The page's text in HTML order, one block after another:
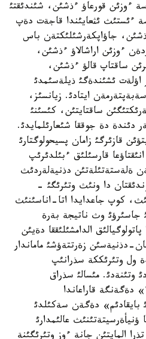
ءوزئن قورعاؤ ءذشئن، شئندئقتئ
ءئستئث ئثعايئندا قاجةت دةپ
جاؤاپكةرشئلئكتةن باس
ءوزئن اراشالاؤ ءذشئن،
ساقتاپ قالؤ ءذشئن،
ئشئندةگئ ذيلةسئمدئ
ايتادئ. زيانسئز،
ساقتايتئن، كئسئنئ
دئندة دة جوققا شئعارئلمايدئ.
قازئرگئ زامان پسيحولوگتارئ
قارسئلئق ءبئلدئرئپ
ةلةستةتئلةتئن دذنيةلةردئث
دا ونئث وتئرئگئ -
كوپ جاعدايدا اتا-اناسئنئث
جاسئرؤئ وث ناتيجة بةرة
الدامشئلئققا دةيئن
دذنيةسئن زةرتتةؤشئ ماماندار
ول وتئرئككة سذرانئپ
وتئنةدئ. مئسالئ سذراق
دةگةنگة قاراعاندا
بايقادئم» دةگةن سةكئلدئ
ؤنيأةرسيتةتئنئث عالئمدارئ